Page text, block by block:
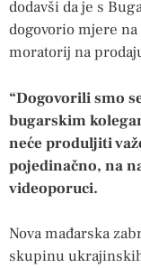
dodavši da je s
dogovorio mjere
moratorij na
“Dogovorili smo
bugarskim
neće produljiti
pojedinačno, na
videoporuci.
Nova mađarska
skupinu